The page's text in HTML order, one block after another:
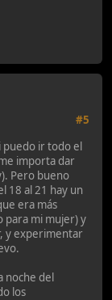
#5
puedo ir todo el
importa dar
Pero bueno
18 al 21 hay un
era más
para mi mujer) y
y experimentar
noche del
los